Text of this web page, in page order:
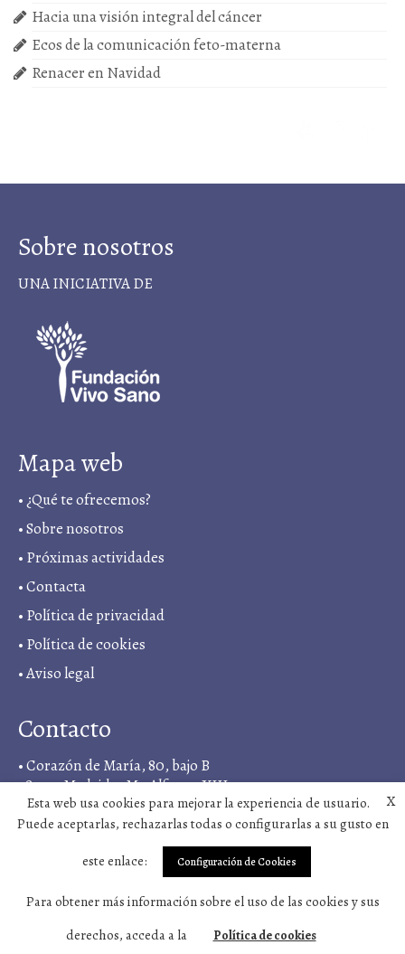
Hacia una visión integral del cáncer
Ecos de la comunicación feto-materna
Renacer en Navidad
Sobre nosotros
UNA INICIATIVA DE
Mapa web
•¿Qué te ofrecemos?
•Sobre nosotros
• Próximas actividades
•Contacta
• Política de privacidad
• Política de cookies
•Aviso legal
Contacto
• Corazón de María, 80, bajo B
28022, Madrid, <M> Alfonso XIII
• +34 919 03 11 18
sintergetica@vivosano.org
Síguenos en
X
Esta web usa cookies para mejorar la experiencia de usuario.
Puede aceptarlas, rechazarlas todas o configurarlas a su gusto en
este enlace: Configuración de Cookies
Para obtener más información sobre el uso de las cookies y sus
derechos, acceda a la
Política de cookies